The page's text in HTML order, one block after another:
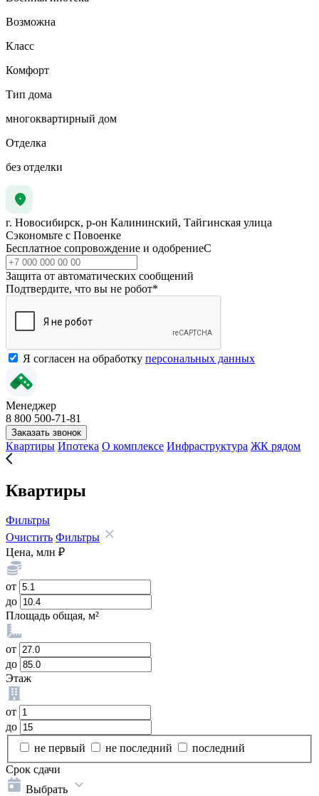
Возможна
Класс
Комфорт
Тип дома
многоквартирный дом
Отделка
без отделки
г. Новосибирск, р-он Калининский, Тайгинская улица
Сэкономьте с Повоенке
Бесплатное сопровождение и одобрениеС
Защита от автоматических сообщений
Подтвердите, что вы не робот*
Я согласен на обработку персональных данных
Менеджер
8 800 500-71-81
Заказать звонок
Квартиры Ипотека О комплексе Инфраструктура ЖК рядом
Квартиры
Фильтры
Очистить Фильтры
Цена, млн ₽
от
до
Площадь общая, м²
от
до
Этаж
от
до
не первый
не последний
последний
Срок сдачи
Выбрать